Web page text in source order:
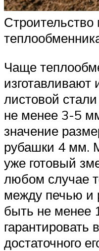
Строительство
Чаще
изготавливают
листовой
не менее 3-5
значение
рубашки 4 мм.
уже готовый
любом случае
между печью и
быть не менее
гарантировать
достаточного